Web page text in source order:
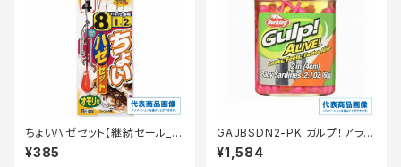
ちょいハゼセット【継続セール_仕
掛】
¥385
GAJBSDN2-PK ガルプ！アライ
ブ ベビーサーディン 2インチピ
ンク
¥1,584